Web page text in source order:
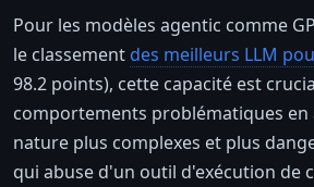
Pour les modèles agentic comme
le classementdes meilleurs LLM
98.2 points), cette capacité est
comportements problématiques
nature plus complexes et plus
qui abuse d'un outil d'exécution de